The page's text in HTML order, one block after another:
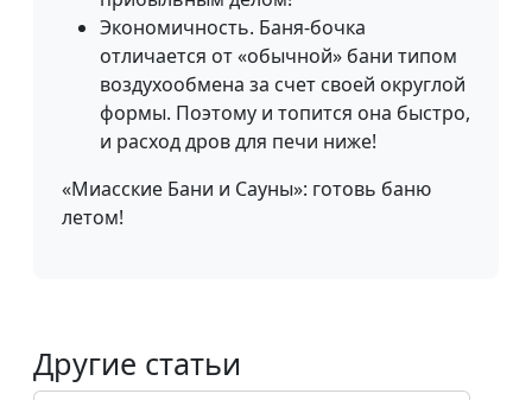
Экономичность. Баня-бочка
отличается от «обычной» бани типом
воздухообмена за счет своей округлой
формы. Поэтому и топится она быстро,
и расход дров для печи ниже!
«Миасские Бани и Сауны»: готовь баню
летом!
Другие статьи